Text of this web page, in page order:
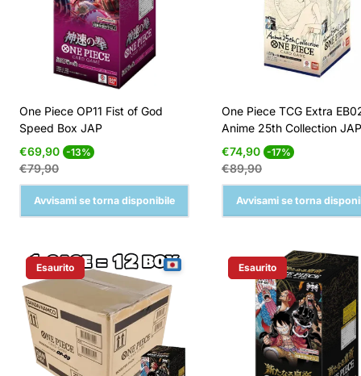
One Piece OP11 Fist of God
Speed Box JAP
Prezzo
di
vendita
€69,90 -13% Prezzo
€79,90
Avvisami se torna disponibile
One Piece TCG Extra
Anime 25th Collection JAP
Prezzo
di
vendita
€74,90 -17% Prezzo
€89,90
Avvisami se torna
Etichetta Del Prodotto:
Esaurito Etichetta Del Prodotto:
Esaurito